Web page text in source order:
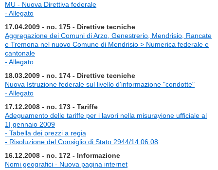
MU - Nuova Direttiva federale
- Allegato
17.04.2009 - no. 175 - Direttive tecniche
Aggregazione dei Comuni di Arzo, Genestrerio, Mendrisio, Rancate
e Tremona nel nuovo Comune di Mendrisio > Numerica federale e
cantonale
- Allegato
18.03.2009 - no. 174 - Direttive tecniche
Nuova Istruzione federale sul livello d'informazione "condotte"
- Allegato
17.12.2008 - no. 173 - Tariffe
Adeguamento delle tariffe per i lavori nella misurayione ufficiale al
1| gennaio 2009
- Tabella dei prezzi a regia
- Risoluzione del Consiglio di Stato 2944/14.06.08
16.12.2008 - no. 172 - Informazione
Nomi geografici - Nuova pagina internet